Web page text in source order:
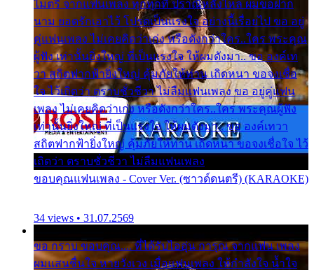
ไมตรี จากแฟนเพลง ทุกทุกที่ ปราณีหลั่งไหล ผมขอฝาก
นาม ยอดรักเอาไว้ โปรดเป็นแรงใจ อย่างนี้เรื่อยไป ขอ อยู่
คู่แฟนเพลง ไม่เคยคิดว่าเก่ง หรือดังกว่าใคร..ใคร พระคุณ
ผู้ฟัง เท่านั้นยิ่งใหญ่ ที่เป็นแรงใจ ให้ผมดังมา.. ขอ องค์เท
วา สถิตฟากฟ้ายิ่งใหญ่ คุ้มภัยให้ท่าน เถิดหนา ขอจงเชื่อ
ใจ ไว้เถิดว่า ตราบชั่วชีวา ไม่ลืมแฟนเพลง ขอ อยู่คู่แฟน
เพลง ไม่เคยคิดว่าเก่ง หรือดังกว่าใคร..ใคร พระคุณผู้ฟัง
เท่านั้นยิ่งใหญ่ ที่เป็นแรงใจ ให้ผมดังมา.. ขอ องค์เทวา
สถิตฟากฟ้ายิ่งใหญ่ คุ้มภัยให้ท่าน เถิดหนา ขอจงเชื่อใจ ไว้
เถิดว่า ตราบชั่วชีวา ไม่ลืมแฟนเพลง
ขอบคุณแฟนเพลง - Cover Ver. (ซาวด์ดนตรี) (KARAOKE)
34 views • 31.07.2569
ขอ กราบ ขอบคุณ.... ที่ได้รับไออุ่น การุณ จากแฟน เพลง
ผมแสนชื่นใจ หายวังเวง เมื่อแฟนเพลง ให้กำลังใจ น้ำใจ